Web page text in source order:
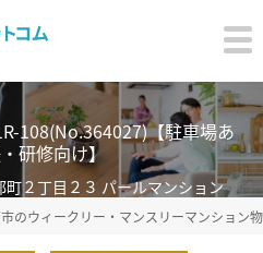
108(No.364027)【駐車場あ
研修向け】
２丁目２３ パールマンション
のウィークリー・マンスリーマンション